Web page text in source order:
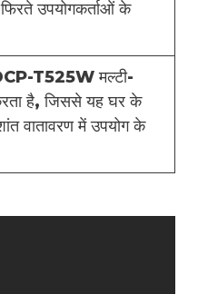
उपयोगकर्ताओं के
T525W मल्टी-
है, जिससे यह घर के
वातावरण में उपयोग के